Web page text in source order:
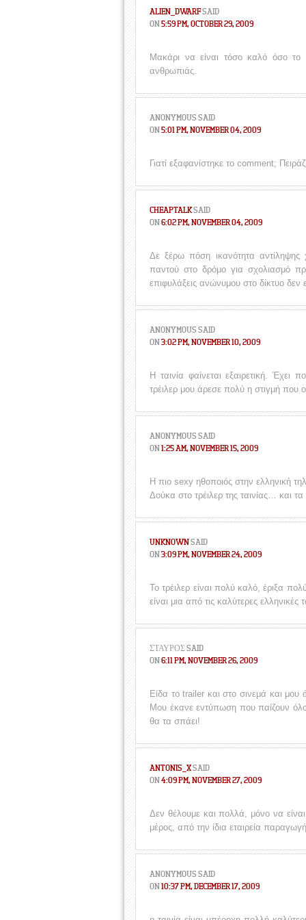
ALIEN_DWARFSAID
ON5:59 PM, OCTOBER 29, 2009
Μακάρι να είναι τόσο καλό όσο
ανθρωπιάς.
ANONYMOUS SAID
ON5:01 PM, NOVEMBER 04, 2009
Γιατί εξαφανίστηκε το comment;
CHEAPTALKSAID
ON6:02 PM, NOVEMBER 04, 2009
Δε ξέρω πόση ικανότητα αντίληψης
παντού στο δρόμο για σχολιασμό
επιφυλάξεις ανώνυμου στο δίκτυο δεν
ANONYMOUS SAID
ON3:02 PM, NOVEMBER 10, 2009
Η ταινία φαίνεται εξαιρετική. Έχει
τρέιλερ μου άρεσε πολύ η στιγμή που
ANONYMOUS SAID
ON1:25 AM, NOVEMBER 15, 2009
Η πιο sexy ηθοποιός στην ελληνική
Δούκα στο τρέιλερ της ταινίας… και
UNKNOWNSAID
ON3:09 PM, NOVEMBER 24, 2009
Το τρέιλερ είναι πολύ καλό, έριξα
είναι μια από τις καλύτερες ελληνικές
ΣΤΑΎΡΟΣSAID
ON6:11 PM, NOVEMBER 26, 2009
Είδα το trailer και στο σινεμά και μου
Μου έκανε εντύπωση που παίζουν
θα τα σπάει!
ANTONIS_XSAID
ON4:09 PM, NOVEMBER 27, 2009
Δεν θέλουμε και πολλά, μόνο να
μέρος, από την ίδια εταιρεία
ANONYMOUS SAID
ON10:37 PM, DECEMBER 17, 2009